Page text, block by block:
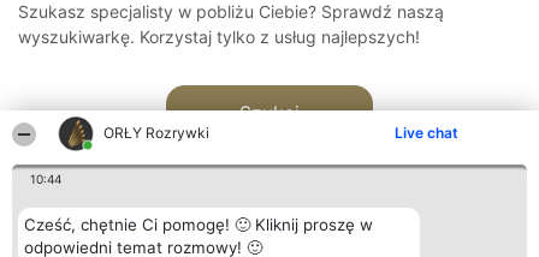
ORŁY Rozrywki Live chat
10:44
Cześć, chętnie Ci pomogę! 🙂 Kliknij proszę w
odpowiedni temat rozmowy! 🙂
Szukasz specjalisty w pobliżu Ciebie? Sprawdź naszą
wyszukiwarkę. Korzystaj tylko z usług najlepszych!
Szukaj